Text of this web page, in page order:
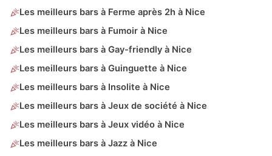
Les meilleurs bars à Ferme après 2h à Nice
Les meilleurs bars à Fumoir à Nice
Les meilleurs bars à Gay-friendly à Nice
Les meilleurs bars à Guinguette à Nice
Les meilleurs bars à Insolite à Nice
Les meilleurs bars à Jeux de société à Nice
Les meilleurs bars à Jeux vidéo à Nice
Les meilleurs bars à Jazz à Nice